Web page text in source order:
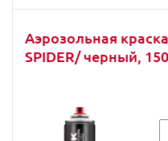
Аэрозольная
SPIDER/ черный,